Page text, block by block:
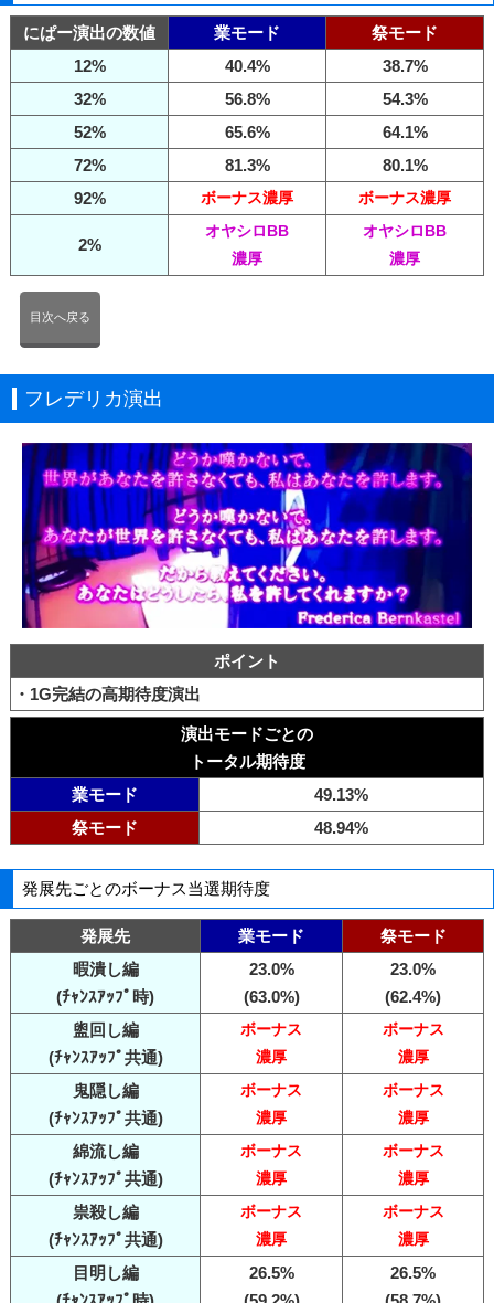
にぱー演出の数値 業モード
祭モード
12%
40.4%
38.7%
32%
56.8%
54.3%
52%
65.6%
64.1%
72%
81.3%
80.1%
92%
ボーナス濃厚 ボーナス濃厚
2%
オヤシロBB
濃厚
オヤシロBB
濃厚
目次へ戻る
フレデリカ演出
ポイント
・1G完結の高期待度演出
演出モードごとの
トータル期待度
業モード
49.13%
祭モード
48.94%
発展先ごとのボーナス当選期待度
発展先 業モード
祭モード
暇潰し編
(ﾁｬﾝｽｱｯﾌﾟ時)
23.0%
(63.0%)
23.0%
(62.4%)
盥回し編
(ﾁｬﾝｽｱｯﾌﾟ共通)
ボーナス
濃厚
ボーナス
濃厚
鬼隠し編
(ﾁｬﾝｽｱｯﾌﾟ共通)
ボーナス
濃厚
ボーナス
濃厚
綿流し編
(ﾁｬﾝｽｱｯﾌﾟ共通)
ボーナス
濃厚
ボーナス
濃厚
祟殺し編
(ﾁｬﾝｽｱｯﾌﾟ共通)
ボーナス
濃厚
ボーナス
濃厚
目明し編
26.5%
26.5%